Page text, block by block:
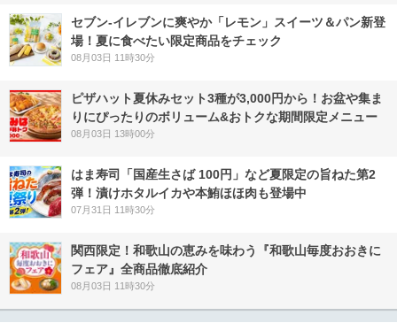
セブン‐イレブンに爽やか「レモン」スイーツ＆パン新登
場！夏に食べたい限定商品をチェック
08月03日 11時30分
ピザハット夏休みセット3種が3,000円から！お盆や集ま
りにぴったりのボリューム&おトクな期間限定メニュー
08月03日 13時00分
はま寿司「国産生さば 100円」など夏限定の旨ねた第2
弾！漬けホタルイカや本鮪ほほ肉も登場中
07月31日 11時30分
関西限定！和歌山の恵みを味わう『和歌山毎度おおきに
フェア』全商品徹底紹介
08月03日 11時30分